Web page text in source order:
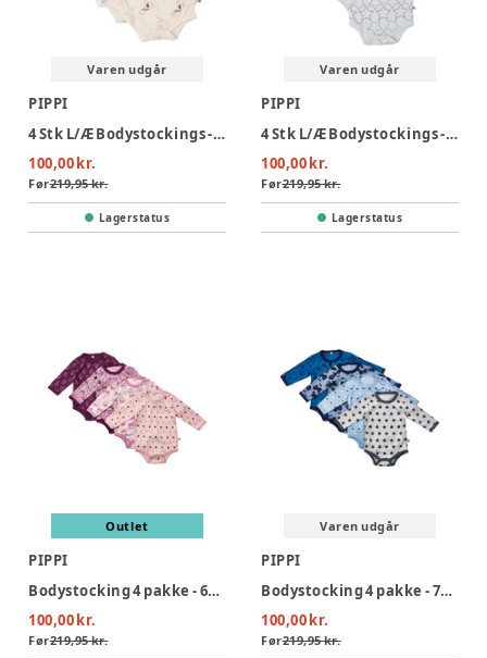
Varen udgår
PIPPI
4 Stk L/Æ Bodystockings - Offwhite 200
100,00 kr.
Før219,95 kr.
Lagerstatus
Varen udgår
PIPPI
4 Stk L/Æ Bodystockings - Lyseblå 700
100,00 kr.
Før219,95 kr.
Lagerstatus
Outlet
PIPPI
Bodystocking 4 pakke - 600/Lilac
100,00 kr.
Før219,95 kr.
Varen udgår
PIPPI
Bodystocking 4 pakke - 725/Blue
100,00 kr.
Før219,95 kr.